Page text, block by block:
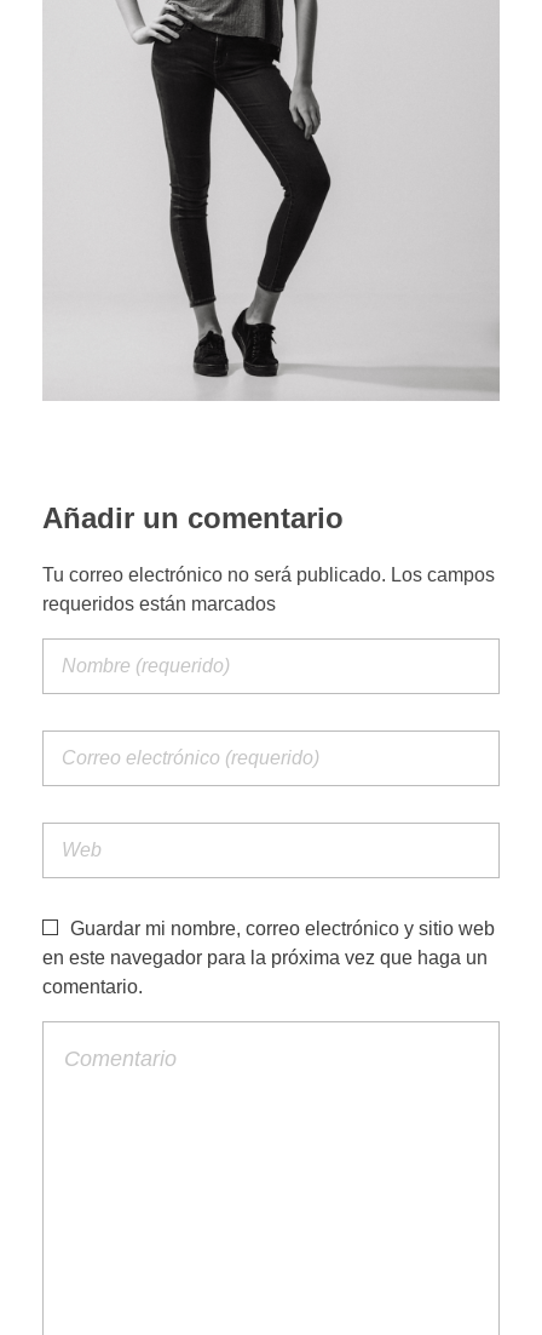
PORTFOLIO WEB
Añadir un comentario
Tu correo electrónico no será publicado. Los campos
requeridos están marcados
Guardar mi nombre, correo electrónico y sitio web
en este navegador para la próxima vez que haga un
comentario.